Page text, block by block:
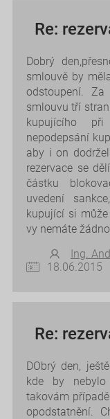
Re:
Dobrý
smlouvě by
odstoupení.
smlouvu tří
kupujícího při
nepodepsání
aby i on
rezervace se
částku
uvedení
kupující si
vy nemáte
Ing.
18.06.2015
Re:
DObrý den,
kde by nebylo
takovám
opodstatnění.